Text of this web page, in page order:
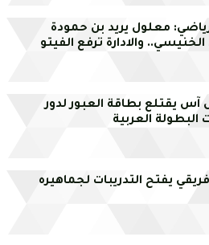
معلول يريد بن حمودة
والادارة ترفع الفيتو
يقتلع بطاقة العبور لدور
العربية
يفتح التدريبات لجماهيره